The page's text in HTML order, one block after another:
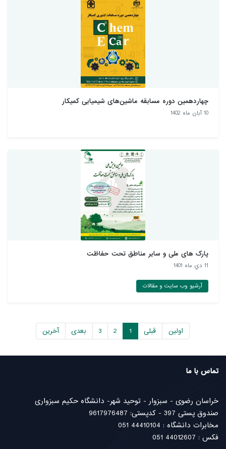
چهاردهمین دوره مسابقه ماشین‌های شیمیایی کمیکار
10 آبان ماه 1402
پارک های ملی و سایر مناطق تحت حفاظت
11 دي ماه 1401
آرشیو وب سایت و مقالات
اولین قبلی 1
2
3 بعدی آخرین
تماس با ما
خراسان رضوی - سبزوار - توحید شهر- دانشگاه حکیم سبزواری
صندوق پستی 397 - کدپستی: 9617976487
مخابرات دانشگاه : 44410104 051
فکس : 44012607 051